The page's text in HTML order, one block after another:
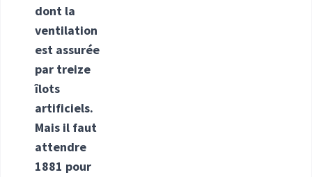
dont la
ventilation
est assurée
par treize
îlots
artificiels.
Mais il faut
attendre
1881 pour